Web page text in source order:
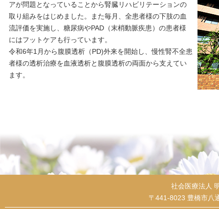
アが問題となっていることから腎臓リハビリテーションの
取り組みをはじめました。また毎月、全患者様の下肢の血
流評価を実施し、糖尿病やPAD（末梢動脈疾患）の患者様
にはフットケアも行っています。
令和6年1月から腹膜透析（PD)外来を開始し、慢性腎不全患
者様の透析治療を血液透析と腹膜透析の両面から支えてい
ます。
社会医療法人
〒441-8023 豊橋市八